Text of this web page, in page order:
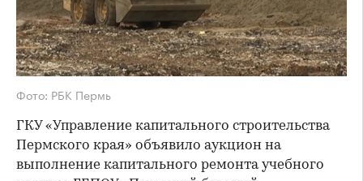
Фото: РБК Пермь
ГКУ «Управление капитального строительства
Пермского края» объявило аукцион на
выполнение капитального ремонта учебного